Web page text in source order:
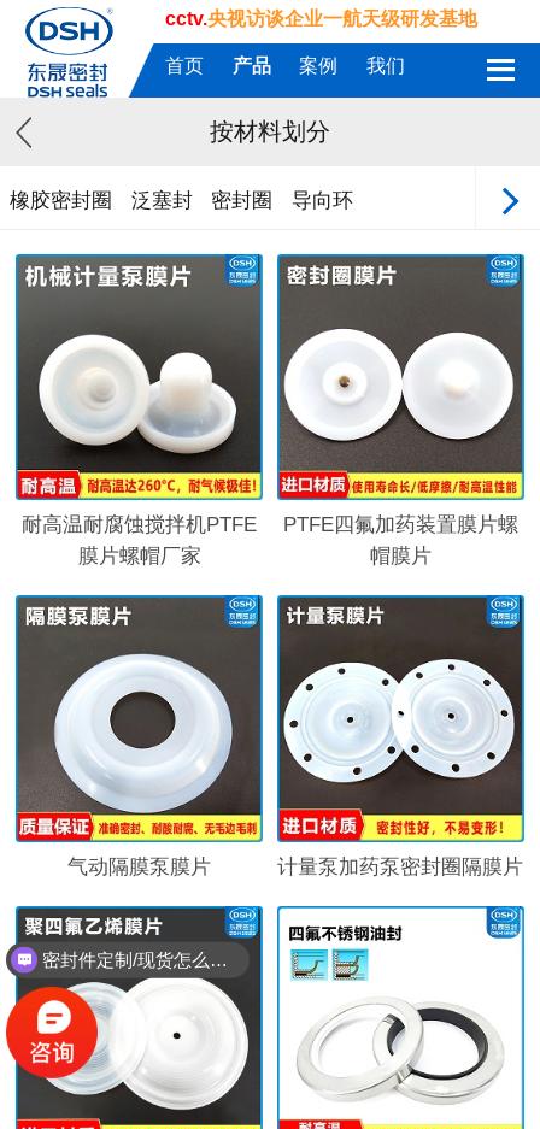
cctv.央视访谈企业一航天级研发基地
首页 产品 案例 我们
按材料划分
橡胶密封圈 泛塞封 密封圈 导向环
耐高温耐腐蚀搅拌机PTFE
膜片螺帽厂家
PTFE四氟加药装置膜片螺
帽膜片
气动隔膜泵膜片 计量泵加药泵密封圈隔膜片
密封件定制/现货怎么报价，起订量多少？